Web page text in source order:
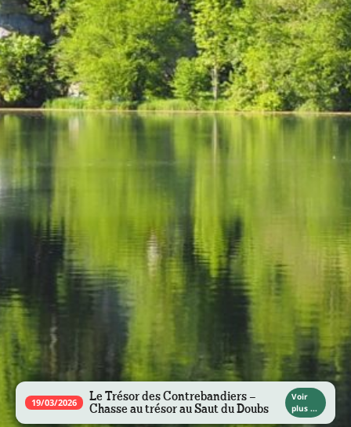
19/03/2026 Le Trésor des Contrebandiers –
Chasse au trésor au Saut du Doubs
Voir
plus ...